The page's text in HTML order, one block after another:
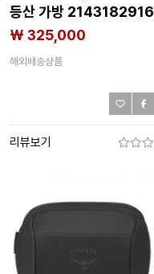
등산 가방 2143182916
₩ 325,000
해외배송상품
리뷰보기